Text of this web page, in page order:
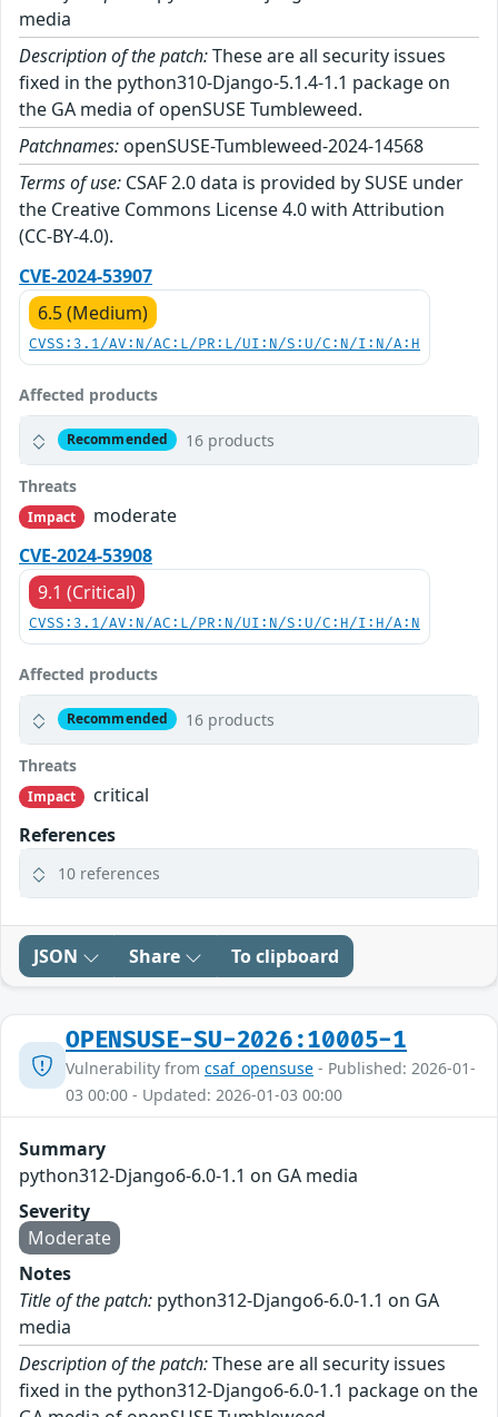
media
Description of the patch:These are all security issues
fixed in the python310-Django-5.1.4-1.1 package on
the GA media of openSUSE Tumbleweed.
Patchnames: openSUSE-Tumbleweed-2024-14568
Terms of use: CSAF 2.0 data is provided by SUSE under
the Creative Commons License 4.0 with Attribution
(CC-BY-4.0).
CVE-2024-53907
6.5 (Medium)
CVSS:3.1/AV:N/AC:L/PR:L/UI:N/S:U/C:N/I:N/A:H
Affected products
Recommended 16 products
Threats
Impact
moderate
CVE-2024-53908
9.1 (Critical)
CVSS:3.1/AV:N/AC:L/PR:N/UI:N/S:U/C:H/I:H/A:N
Affected products
Recommended 16 products
Threats
Impact
critical
References
10 references
JSON Share To clipboard
OPENSUSE-SU-2026:10005-1
Vulnerability from csaf_opensuse - Published: 2026-01-
03 00:00 - Updated: 2026-01-03 00:00
Summary
python312-Django6-6.0-1.1 on GA media
Severity
Moderate
Notes
Title of the patch: python312-Django6-6.0-1.1 on GA
media
Description of the patch:These are all security issues
fixed in the python312-Django6-6.0-1.1 package on the